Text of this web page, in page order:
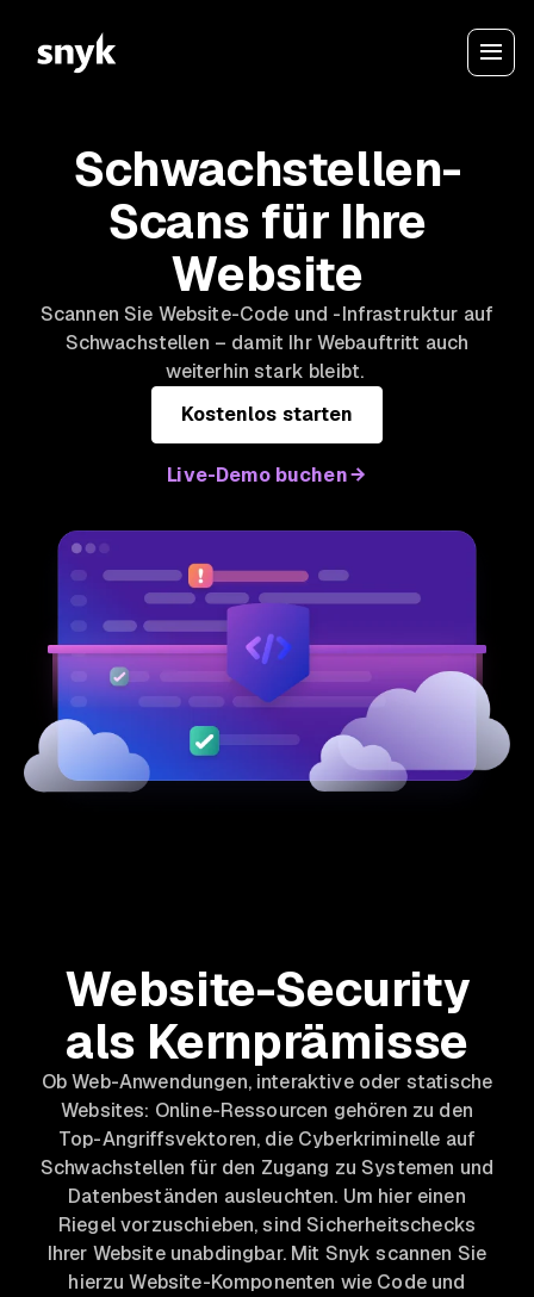
Schwachstellen-
Scans für Ihre
Website
Scannen Sie Website-Code und -Infrastruktur auf
Schwachstellen – damit Ihr Webauftritt auch
weiterhin stark bleibt.
Kostenlos starten
Live-Demo buchen
Website-Security
als Kernprämisse
Ob Web-Anwendungen, interaktive oder statische
Websites: Online-Ressourcen gehören zu den
Top-Angriffsvektoren, die Cyberkriminelle auf
Schwachstellen für den Zugang zu Systemen und
Datenbeständen ausleuchten. Um hier einen
Riegel vorzuschieben, sind Sicherheitschecks
Ihrer Website unabdingbar. Mit Snyk scannen Sie
hierzu Website-Komponenten wie Code und